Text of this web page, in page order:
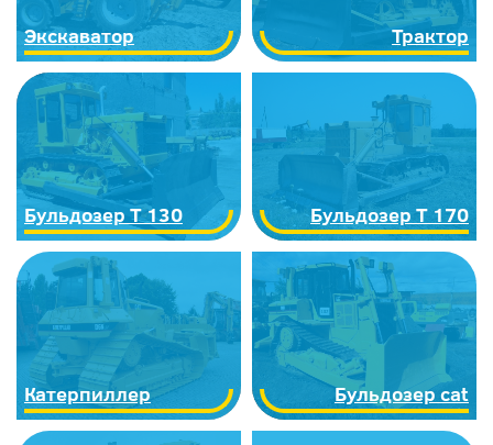
Экскаватор Трактор
Бульдозер Т 130 Бульдозер Т 170
Катерпиллер Бульдозер cat